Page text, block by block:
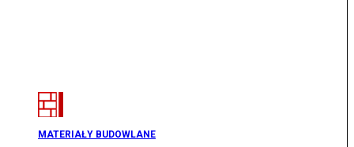
MATERIAŁY BUDOWLANE